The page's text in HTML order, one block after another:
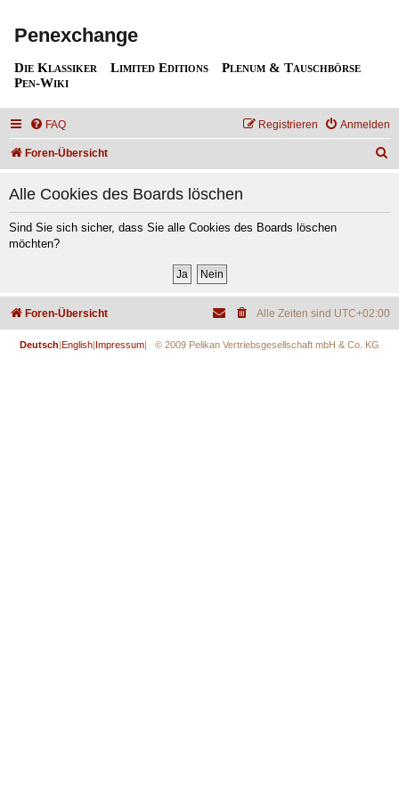
Penexchange
Die Klassiker Limited Editions
Plenum & Tauschbörse
Pen-Wiki
FAQ Anmelden
Registrieren
Foren-Übersicht
Alle Cookies des Boards löschen
Sind Sie sich sicher, dass Sie alle Cookies des Boards löschen
möchten?
Foren-Übersicht Alle Zeiten sind UTC+02:00
Deutsch|English|Impressum| © 2009 Pelikan Vertriebsgesellschaft mbH & Co. KG